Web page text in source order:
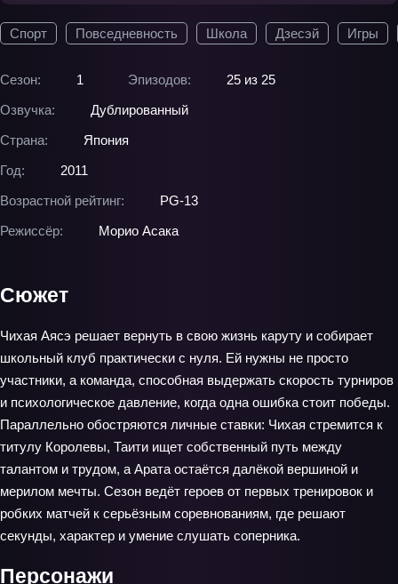
Спорт Повседневность Школа Дзесэй Игры
Сезон: 1 Эпизодов:
25 из 25
Озвучка:
Дублированный
Страна:
Япония
Год:
2011
Возрастной рейтинг:
PG-13
Режиссёр:
Морио Асака
Сюжет
Чихая Аясэ решает вернуть в свою жизнь каруту и собирает
школьный клуб практически с нуля. Ей нужны не просто
участники, а команда, способная выдержать скорость турниров
и психологическое давление, когда одна ошибка стоит победы.
Параллельно обостряются личные ставки: Чихая стремится к
титулу Королевы, Таити ищет собственный путь между
талантом и трудом, а Арата остаётся далёкой вершиной и
мерилом мечты. Сезон ведёт героев от первых тренировок и
робких матчей к серьёзным соревнованиям, где решают
секунды, характер и умение слушать соперника.
Персонажи